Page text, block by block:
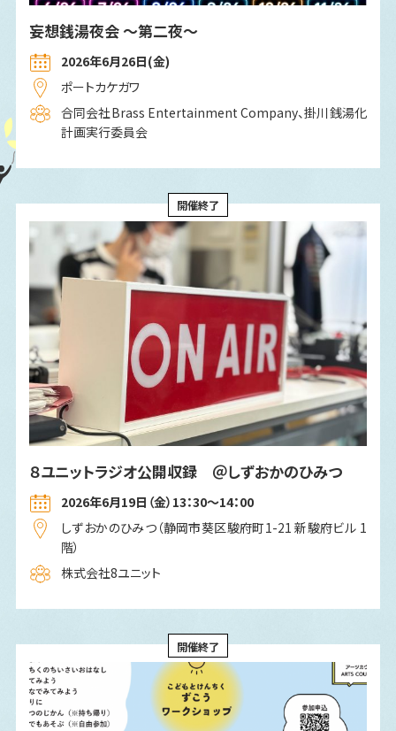
妄想銭湯夜会 〜第二夜〜
2026年6月26日(金)
ポートカケガワ
合同会社Brass Entertainment Company、掛川銭湯化
計画実行委員会
開催終了
８ユニットラジオ公開収録 ＠しずおかのひみつ
2026年6月19日（金）13：30～14：00
しずおかのひみつ（静岡市葵区駿府町1-21 新駿府ビル 1
階）
株式会社8ユニット
開催終了